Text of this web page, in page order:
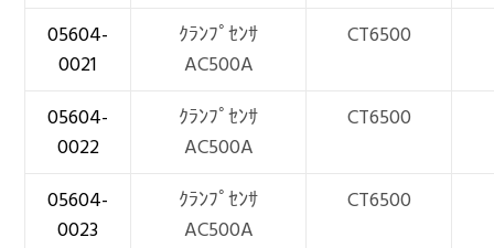
05604-
0021
ｸﾗﾝﾌﾟｾﾝｻ
AC500A
CT6500
05604-
0022
ｸﾗﾝﾌﾟｾﾝｻ
AC500A
CT6500
05604-
0023
ｸﾗﾝﾌﾟｾﾝｻ
AC500A
CT6500